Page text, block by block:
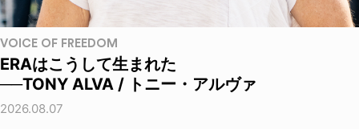
VOICE OF FREEDOM
ERAはこうして生まれた
──TONY ALVA / トニー・アルヴァ
2026.08.07